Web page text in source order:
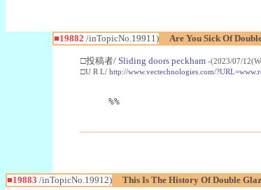
■19882 /inTopicNo.19911) Are You Sick Of
□投稿者/ Sliding doors peckham -(2023/07/
□U R L/ http://www.vectechnologies.com/
%%
■19883 /inTopicNo.19912) This Is The History Of Double